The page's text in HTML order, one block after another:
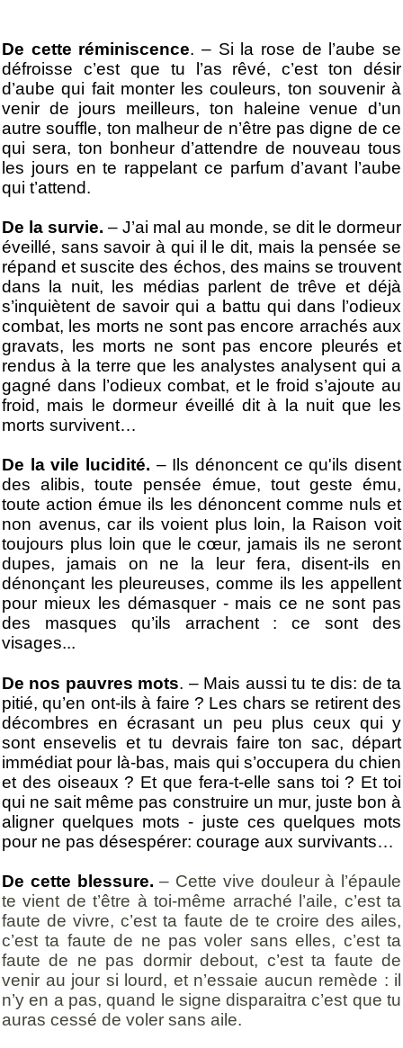
De cette réminiscence. – Si la rose de l’aube se
défroisse c’est que tu l’as rêvé, c’est ton désir
d’aube qui fait monter les couleurs, ton souvenir à
venir de jours meilleurs, ton haleine venue d’un
autre souffle, ton malheur de n’être pas digne de ce
qui sera, ton bonheur d’attendre de nouveau tous
les jours en te rappelant ce parfum d’avant l’aube
qui t’attend.
De la survie. – J’ai mal au monde, se dit le dormeur
éveillé, sans savoir à qui il le dit, mais la pensée se
répand et suscite des échos, des mains se trouvent
dans la nuit, les médias parlent de trêve et déjà
s’inquiètent de savoir qui a battu qui dans l’odieux
combat, les morts ne sont pas encore arrachés aux
gravats, les morts ne sont pas encore pleurés et
rendus à la terre que les analystes analysent qui a
gagné dans l’odieux combat, et le froid s’ajoute au
froid, mais le dormeur éveillé dit à la nuit que les
morts survivent…
De la vile lucidité. – Ils dénoncent ce qu'ils disent
des alibis, toute pensée émue, tout geste ému,
toute action émue ils les dénoncent comme nuls et
non avenus, car ils voient plus loin, la Raison voit
toujours plus loin que le cœur, jamais ils ne seront
dupes, jamais on ne la leur fera, disent-ils en
dénonçant les pleureuses, comme ils les appellent
pour mieux les démasquer - mais ce ne sont pas
des masques qu’ils arrachent : ce sont des
visages...
De nos pauvres mots. – Mais aussi tu te dis: de ta
pitié, qu’en ont-ils à faire ? Les chars se retirent des
décombres en écrasant un peu plus ceux qui y
sont ensevelis et tu devrais faire ton sac, départ
immédiat pour là-bas, mais qui s’occupera du chien
et des oiseaux ? Et que fera-t-elle sans toi ? Et toi
qui ne sait même pas construire un mur, juste bon à
aligner quelques mots - juste ces quelques mots
pour ne pas désespérer: courage aux survivants…
De cette blessure. – Cette vive douleur à l’épaule
te vient de t’être à toi-même arraché l’aile, c’est ta
faute de vivre, c’est ta faute de te croire des ailes,
c’est ta faute de ne pas voler sans elles, c’est ta
faute de ne pas dormir debout, c’est ta faute de
venir au jour si lourd, et n’essaie aucun remède : il
n’y en a pas, quand le signe disparaitra c’est que tu
auras cessé de voler sans aile.